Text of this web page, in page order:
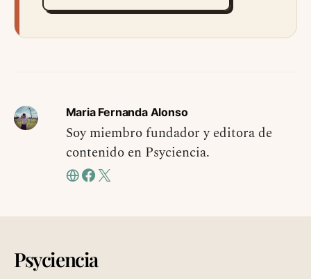
Maria Fernanda Alonso
Soy miembro fundador y editora de
contenido en Psyciencia.
Psyciencia